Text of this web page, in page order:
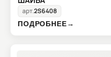
арт.2S6408
ПОДРОБНЕЕ→